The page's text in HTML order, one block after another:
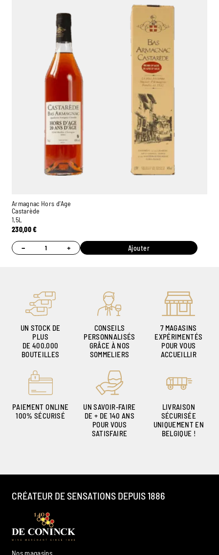
Armagnac Hors d'Age
Castarède
1,5L
230,00€
− + Ajouter
UN STOCK DE
PLUS
DE 400.000
BOUTEILLES
CONSEILS
PERSONNALISÉS
GRÂCE À NOS
SOMMELIERS
7 MAGASINS
EXPÉRIMENTÉS
POUR VOUS
ACCUEILLIR
PAIEMENT ONLINE
100% SÉCURISÉ
UN SAVOIR-FAIRE
DE + DE 140 ANS
POUR VOUS
SATISFAIRE
LIVRAISON
SÉCURISÉE
UNIQUEMENT EN
BELGIQUE !
Nos magasins
CRÉATEUR DE SENSATIONS DEPUIS 1886